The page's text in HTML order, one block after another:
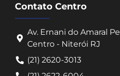
Contato Centro
Av. Ernani do Amaral
Centro - Niterói RJ
(21) 2620-3013